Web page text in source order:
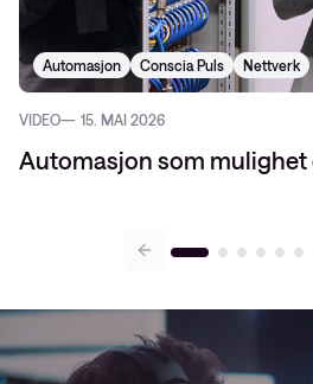
Automasjon Conscia Puls Nettverk
VIDEO 15. MAI 2026
Automasjon som